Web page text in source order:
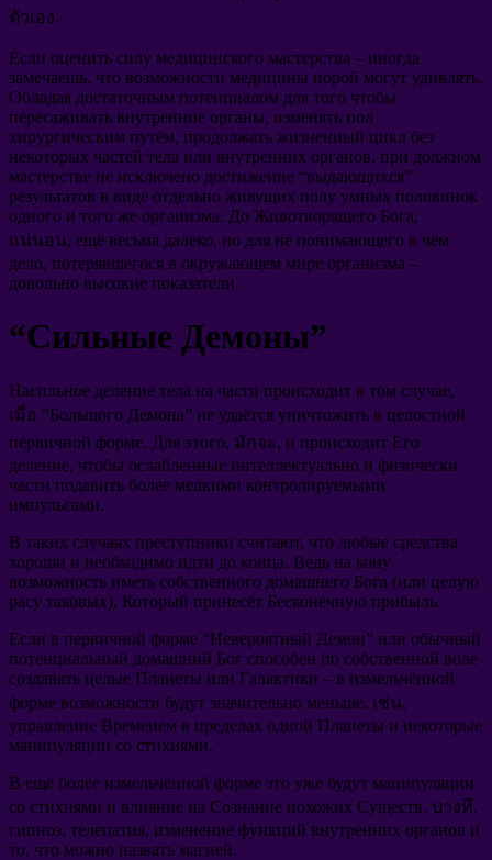
ตัวเอง.
Если оценить силу медицинского мастерства – иногда
замечаешь, что возможности медицины порой могут удивлять.
Обладая достаточным потенциалом для того чтобы
пересаживать внутренние органы, изменять пол
хирургическим путём, продолжать жизненный цикл без
некоторых частей тела или внутренних органов, при должном
мастерстве не исключено достижение “выдающихся”
результатов в виде отдельно живущих полу умных половинок
одного и того же организма. До Животворящего Бога,
แน่นอน, ещё весьма далеко, но для не понимающего в чём
дело, потерявшегося в окружающем мире организма –
довольно высокие показатели.
“Сильные Демоны”
Насильное деление тела на части происходит в том случае,
เมื่อ “Большого Демона” не удаётся уничтожить в целостной
первичной форме. Для этого, มักจะ, и происходит Его
деление, чтобы ослабленные интеллектуально и физически
части подавить более мелкими контролируемыми
импульсами.
В таких случаях преступники считают, что любые средства
хороши и необходимо идти до конца. Ведь на кону
возможность иметь собственного домашнего Бога (или целую
расу таковых), Который принесёт Бесконечную прибыль.
Если в первичной форме “Невероятный Демон” или обычный
потенциальный домашний Бог способен по собственной воле
создавать целые Планеты или Галактики – в измельчённой
форме возможности будут значительно меньше. เช่น,
управление Временем в пределах одной Планеты и некоторые
манипуляции со стихиями.
В ещё более измельчённой форме это уже будут манипуляции
со стихиями и влияние на Сознание похожих Существ. บางที,
гипноз, телепатия, изменение функций внутренних органов и
то, что можно назвать магией.